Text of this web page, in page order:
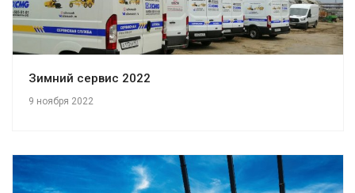
Зимний сервис 2022
9 ноября 2022